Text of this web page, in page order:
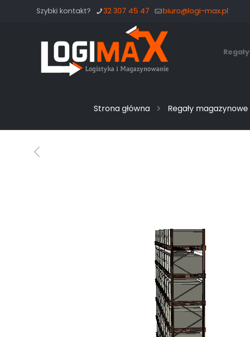
Szybki kontakt? 32 307 45 47 biuro@logi-max.pl
Regały
Strona główna Regały magazynowe